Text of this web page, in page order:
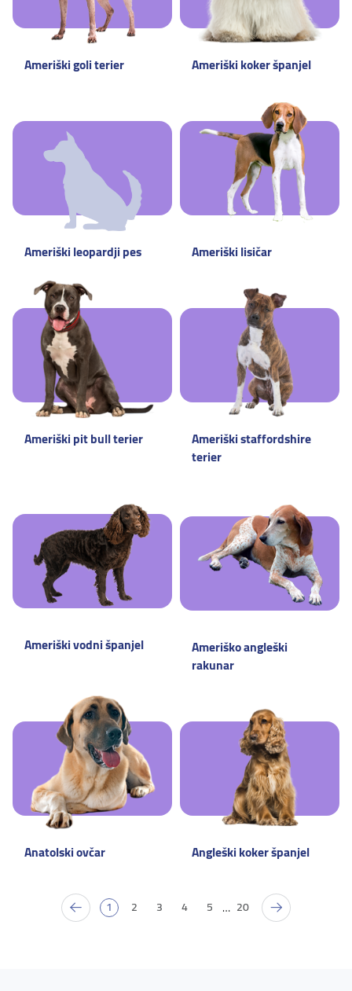
Ameriški goli terier Ameriški koker španjel
Ameriški leopardji pes Ameriški lisičar
Ameriški pit bull terier Ameriški staffordshire
terier
Ameriški vodni španjel Ameriško angleški
rakunar
Anatolski ovčar Angleški koker španjel
1 2 3 4 5 … 20